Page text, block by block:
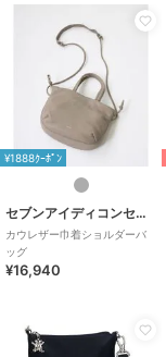
¥1888ｸｰﾎﾟﾝ
セブンアイディコンセプト
カウレザー巾着ショルダーバ
ッグ
¥16,940